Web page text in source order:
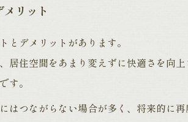
リット
とデメリットがあります。
居住空間をあまり変えずに快適さを向
す。
はつながらない場合が多く、将来的に